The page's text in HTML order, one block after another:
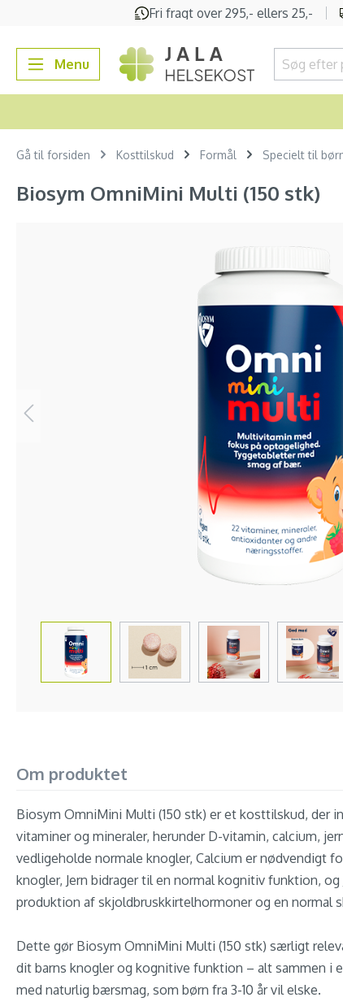
Gå til hovednavigationFri fragt over 295,- ellers 25,-
Menu
Gå til forsiden Kosttilskud Formål Specielt til
Biosym OmniMini Multi (150 stk)
Om produktet
Biosym OmniMini Multi (150 stk) er et kosttilskud, der
vitaminer og mineraler, herunder D-vitamin, calcium,
vedligeholde normale knogler, Calcium er nødvendigt
knogler, Jern bidrager til en normal kognitiv funktion,
produktion af skjoldbruskkirtelhormoner og en normal
Dette gør Biosym OmniMini Multi (150 stk) særligt
dit barns knogler og kognitive funktion – alt sammen i
med naturlig bærsmag, som børn fra 3-10 år vil elske.